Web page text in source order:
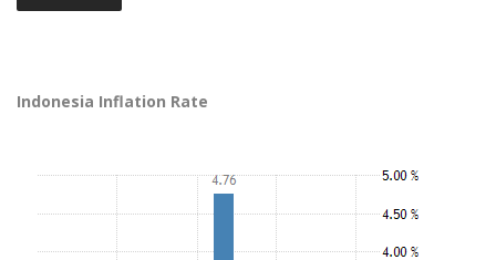
Indonesia Inflation Rate